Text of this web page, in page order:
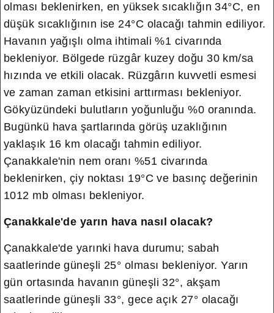
olması beklenirken, en yüksek sıcaklığın 34°C, en
düşük sıcaklığının ise 24°C olacağı tahmin ediliyor.
Havanın yağışlı olma ihtimali %1 civarında
bekleniyor. Bölgede rüzgâr kuzey doğu 30 km/sa
hızında ve etkili olacak. Rüzgârın kuvvetli esmesi
ve zaman zaman etkisini arttırması bekleniyor.
Gökyüzündeki bulutların yoğunluğu %0 oranında.
Bugünkü hava şartlarında görüş uzaklığının
yaklaşık 16 km olacağı tahmin ediliyor.
Çanakkale'nin nem oranı %51 civarında
beklenirken, çiy noktası 19°C ve basınç değerinin
1012 mb olması bekleniyor.
Çanakkale'de yarın hava nasıl olacak?
Çanakkale'de yarınki hava durumu; sabah
saatlerinde güneşli 25° olması bekleniyor. Yarın
gün ortasında havanın güneşli 32°, akşam
saatlerinde güneşli 33°, gece açık 27° olacağı